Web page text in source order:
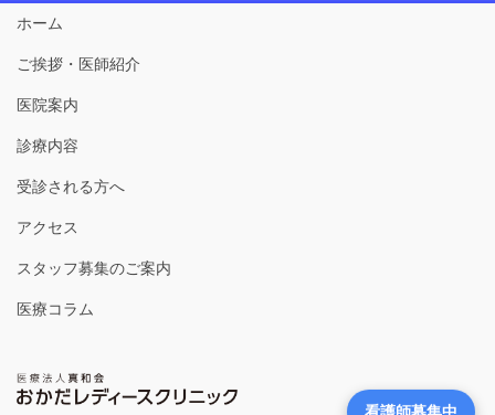
ホーム
ご挨拶・医師紹介
医院案内
診療内容
受診される方へ
アクセス
スタッフ募集のご案内
医療コラム